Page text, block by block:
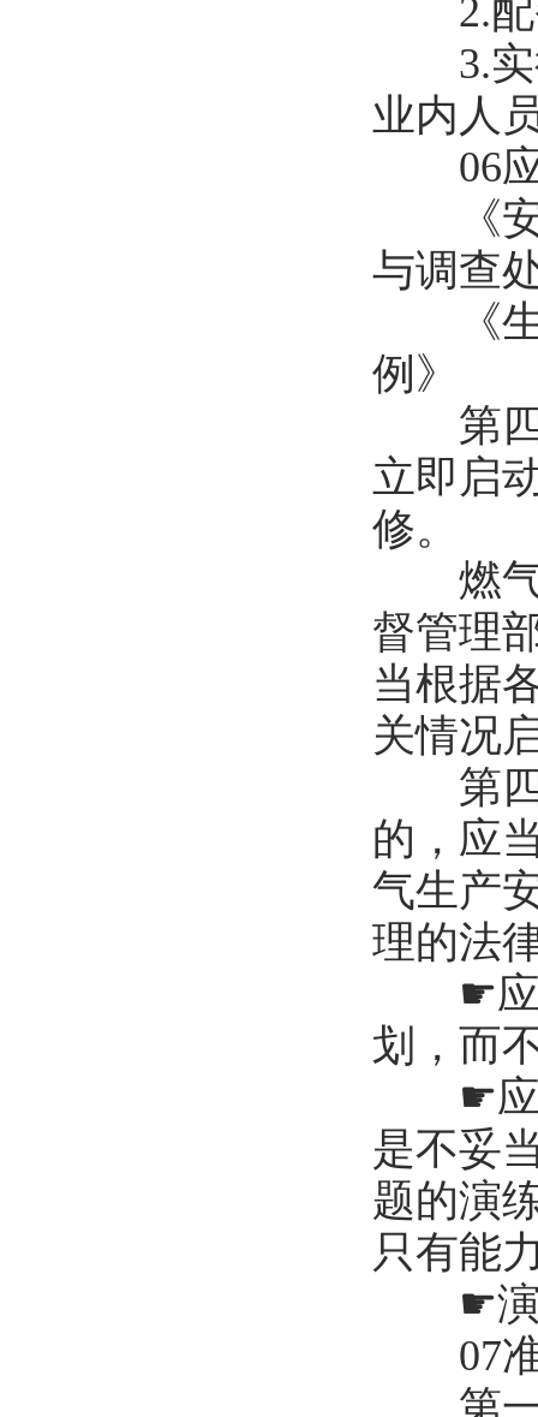
2.配
3.实
业内人
06应
《安
与调查
《生
例》
第四
立即启
修。
燃气
督管理
当根据
关情况
第四
的，应
气生产
理的法
☛应急
划，而
☛应急
是不妥
题的演
只有能
☛演练
07准
第一